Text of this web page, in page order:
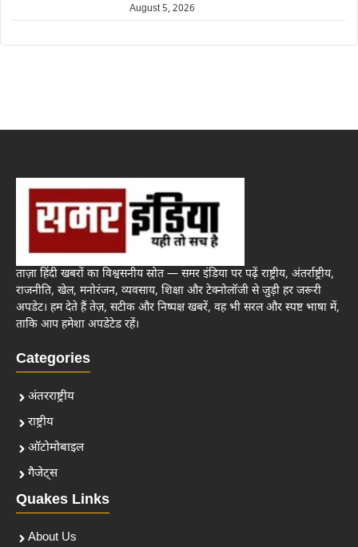
August 5, 2026
ताज़ा हिंदी खबरों का विश्वसनीय स्रोत — समर इंडिया पर पढ़ें राष्ट्रीय, अंतर्राष्ट्रीय,
राजनीति, खेल, मनोरंजन, व्यवसाय, शिक्षा और टेक्नोलॉजी से जुड़ी हर जरूरी
अपडेट। हम देते हैं तेज़, सटीक और निष्पक्ष खबरें, वह भी सरल और स्पष्ट भाषा में,
ताकि आप हमेशा अपडेटेड रहें।
Categories
अंतरराष्ट्रीय
राष्ट्रीय
ऑटोमोबाइल
गैजेट्स
Quakes Links
About Us